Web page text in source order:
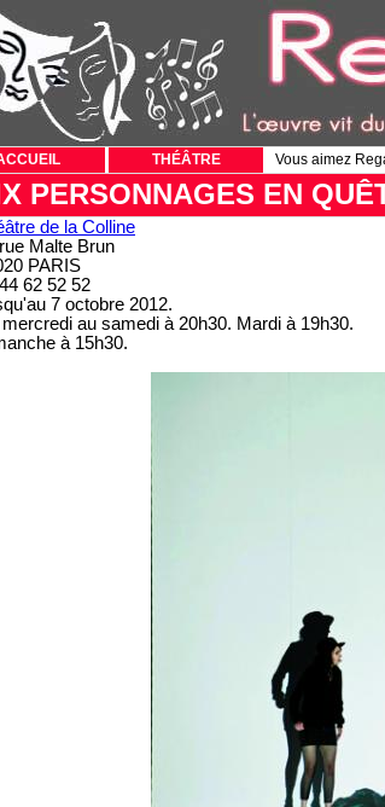
THÉÂTRE Vous aimez
PERSONNAGES EN
de la Colline
Malte Brun
PARIS
62 52 52
7 octobre 2012.
mercredi au samedi à 20h30. Mardi à 19h30.
à 15h30.